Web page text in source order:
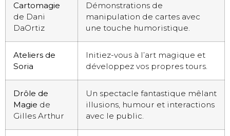
Cartomagie
de Dani
DaOrtiz
Démonstrations de
manipulation de cartes avec
une touche humoristique.
Ateliers de
Soria
Initiez-vous à l’art magique et
développez vos propres tours.
Drôle de
Magie de
Gilles Arthur
Un spectacle fantastique mêlant
illusions, humour et interactions
avec le public.